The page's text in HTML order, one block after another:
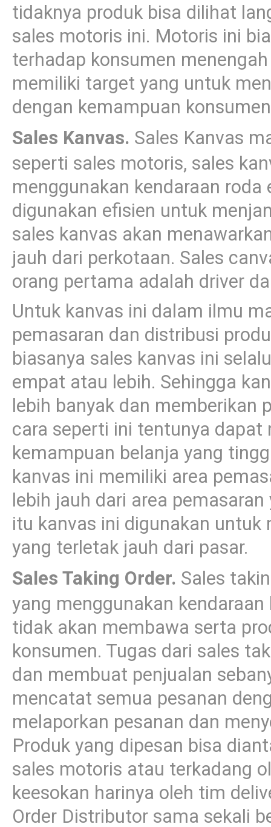
tidaknya produk bisa dilihat
sales motoris ini. Motoris ini
terhadap konsumen
memiliki target yang untuk
dengan kemampuan
Sales Kanvas. Sales Kanvas
seperti sales motoris, sales
menggunakan kendaraan
digunakan efisien untuk
sales kanvas akan
jauh dari perkotaan. Sales
orang pertama adalah driver
Untuk kanvas ini dalam ilmu
pemasaran dan distribusi
biasanya sales kanvas ini
empat atau lebih. Sehingga
lebih banyak dan memberikan
cara seperti ini tentunya
kemampuan belanja yang
kanvas ini memiliki area
lebih jauh dari area
itu kanvas ini digunakan
yang terletak jauh dari pasar.
Sales Taking Order. Sales
yang menggunakan
tidak akan membawa serta
konsumen. Tugas dari sales
dan membuat penjualan
mencatat semua pesanan
melaporkan pesanan dan
Produk yang dipesan bisa
sales motoris atau terkadang
keesokan harinya oleh tim
Order Distributor sama sekali